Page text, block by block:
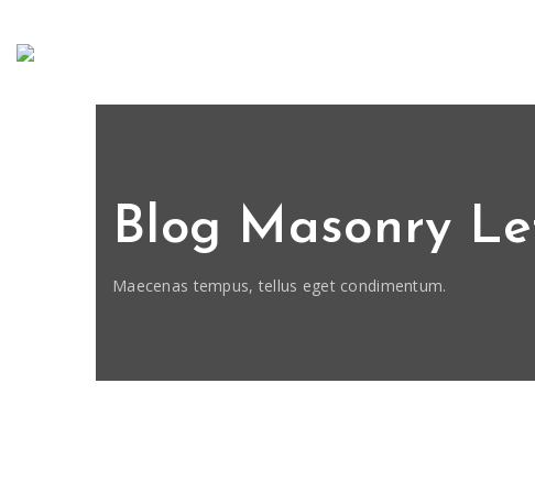
Blog Masonry
Maecenas tempus, tellus eget condimentum.